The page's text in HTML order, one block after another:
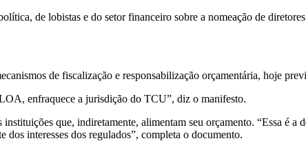
de lobistas e do setor financeiro sobre a nomeação de
de fiscalização e responsabilização orçamentária, hoje
enfraquece a jurisdição do TCU”, diz o manifesto.
que, indiretamente, alimentam seu orçamento. “Essa é
interesses dos regulados”, completa o documento.